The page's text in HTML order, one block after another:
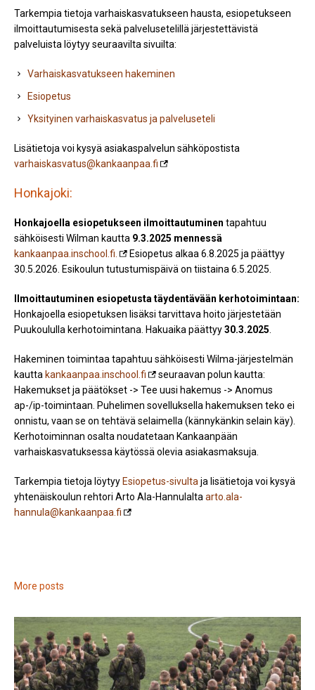
Tarkempia tietoja varhaiskasvatukseen hausta, esiopetukseen
ilmoittautumisesta sekä palvelusetelillä järjestettävistä
palveluista löytyy seuraavilta sivuilta:
Varhaiskasvatukseen hakeminen
Esiopetus
Yksityinen varhaiskasvatus ja palveluseteli
Lisätietoja voi kysyä asiakaspalvelun sähköpostista
varhaiskasvatus@kankaanpaa.fi
Honkajoki:
Honkajoella esiopetukseen ilmoittautuminen tapahtuu
sähköisesti Wilman kautta 9.3.2025 mennessä
kankaanpaa.inschool.fi.
Esiopetus alkaa 6.8.2025 ja päättyy
30.5.2026. Esikoulun tutustumispäivä on tiistaina 6.5.2025.
Ilmoittautuminen esiopetusta täydentävään kerhotoimintaan:
Honkajoella esiopetuksen lisäksi tarvittava hoito järjestetään
Puukoululla kerhotoimintana. Hakuaika päättyy30.3.2025
Hakeminen toimintaa tapahtuu sähköisesti Wilma-järjestelmän
kautta kankaanpaa.inschool.fi
seuraavan polun kautta:
Hakemukset ja päätökset -> Tee uusi hakemus -> Anomus
ap-/ip-toimintaan. Puhelimen sovelluksella hakemuksen teko ei
onnistu, vaan se on tehtävä selaimella (kännykänkin selain käy).
Kerhotoiminnan osalta noudatetaan Kankaanpään
varhaiskasvatuksessa käytössä olevia asiakasmaksuja.
Tarkempia tietoja löytyy Esiopetus-sivulta ja lisätietoja voi kysyä
yhtenäiskoulun rehtori Arto Ala-Hannulalta arto.ala-
hannula@kankaanpaa.fi
More posts